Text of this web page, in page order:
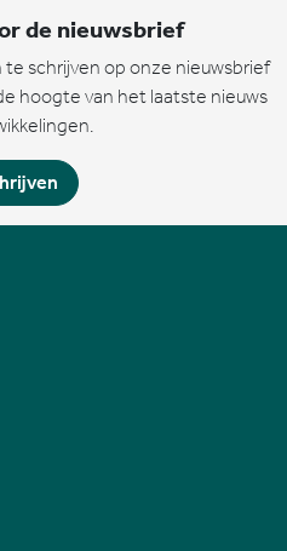
de nieuwsbrief
te schrijven op onze nieuwsbrief
hoogte van het laatste nieuws